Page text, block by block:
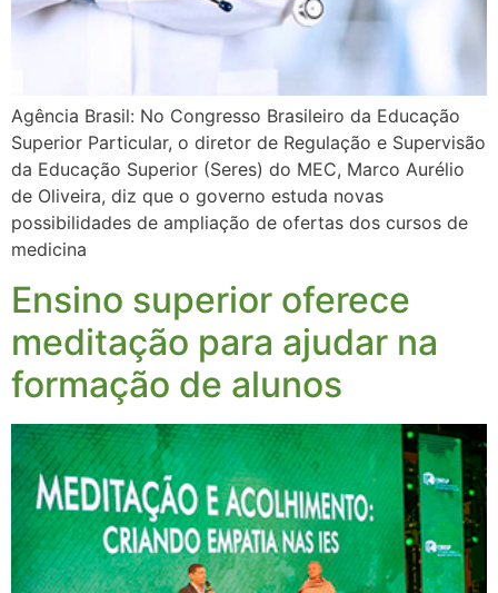
Agência Brasil: No Congresso Brasileiro da Educação
Superior Particular, o diretor de Regulação e Supervisão
da Educação Superior (Seres) do MEC, Marco Aurélio
de Oliveira, diz que o governo estuda novas
possibilidades de ampliação de ofertas dos cursos de
medicina
Ensino superior oferece
meditação para ajudar na
formação de alunos